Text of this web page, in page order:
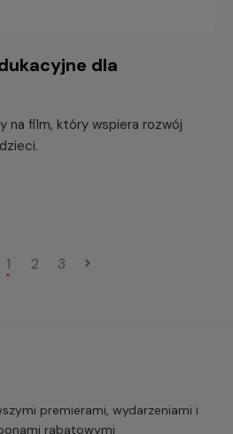
dla
na film, który wspiera rozwój
1 2 3
premierami, wydarzeniami i
rabatowymi